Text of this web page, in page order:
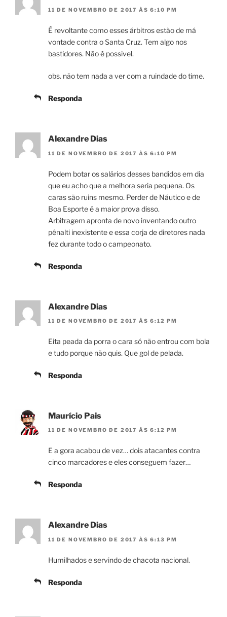
11 DE NOVEMBRO DE 2017 ÀS 6:10 PM
É revoltante como esses árbitros estão de má
vontade contra o Santa Cruz. Tem algo nos
bastidores. Não é possivel.
obs. não tem nada a ver com a ruindade do time.
Responda
Alexandre Dias
11 DE NOVEMBRO DE 2017 ÀS 6:10 PM
Podem botar os salários desses bandidos em dia
que eu acho que a melhora seria pequena. Os
caras são ruins mesmo. Perder de Náutico e de
Boa Esporte é a maior prova disso.
Arbitragem apronta de novo inventando outro
pênalti inexistente e essa corja de diretores nada
fez durante todo o campeonato.
Responda
Alexandre Dias
11 DE NOVEMBRO DE 2017 ÀS 6:12 PM
Eita peada da porra o cara só não entrou com bola
e tudo porque não quis. Que gol de pelada.
Responda
Maurício Pais
11 DE NOVEMBRO DE 2017 ÀS 6:12 PM
E a gora acabou de vez… dois atacantes contra
cinco marcadores e eles conseguem fazer…
Responda
Alexandre Dias
11 DE NOVEMBRO DE 2017 ÀS 6:13 PM
Humilhados e servindo de chacota nacional.
Responda